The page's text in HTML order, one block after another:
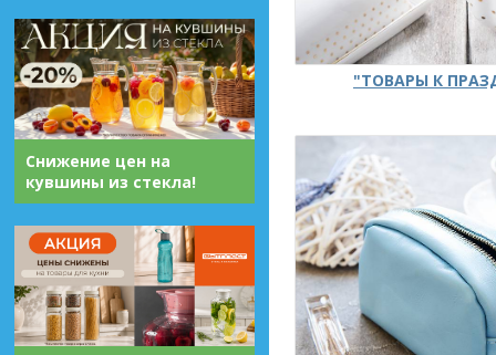
Снижение цен на
кувшины из стекла!
"ТОВАРЫ К